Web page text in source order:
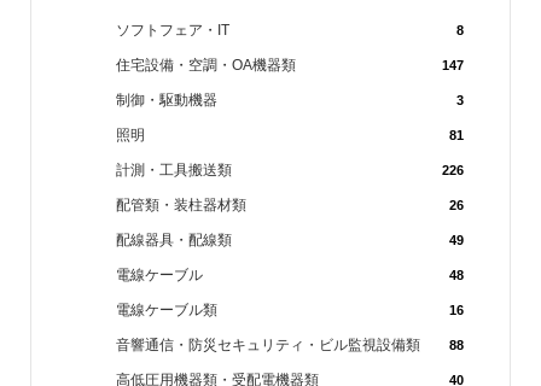
ソフトフェア・IT 8
住宅設備・空調・OA機器類 147
制御・駆動機器 3
照明 81
計測・工具搬送類 226
配管類・装柱器材類 26
配線器具・配線類 49
電線ケーブル 48
電線ケーブル類 16
音響通信・防災セキュリティ・ビル監視設備類 88
高低圧用機器類・受配電機器類 40